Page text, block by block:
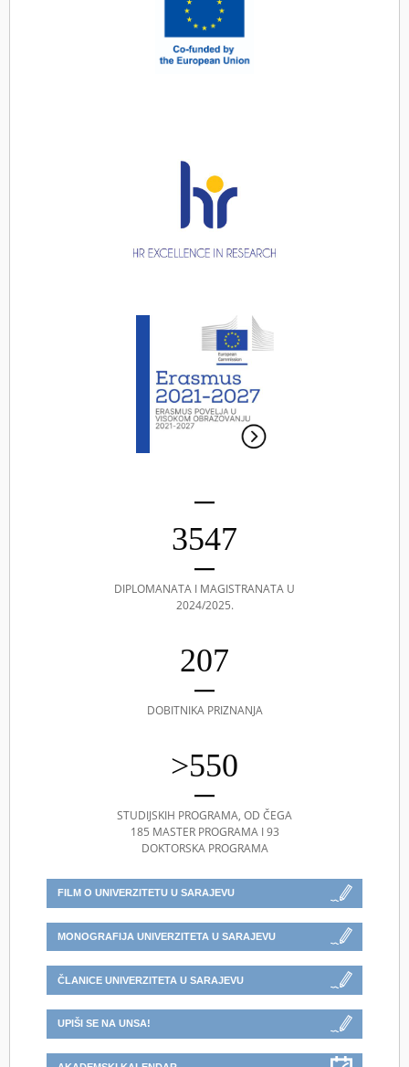
3547
DIPLOMANATA I MAGISTRANATA U
2024/2025.
207
DOBITNIKA PRIZNANJA
>550
STUDIJSKIH PROGRAMA, OD ČEGA
185 MASTER PROGRAMA I 93
DOKTORSKA PROGRAMA
FILM O UNIVERZITETU U SARAJEVU
MONOGRAFIJA UNIVERZITETA U SARAJEVU
ČLANICE UNIVERZITETA U SARAJEVU
UPIŠI SE NA UNSA!